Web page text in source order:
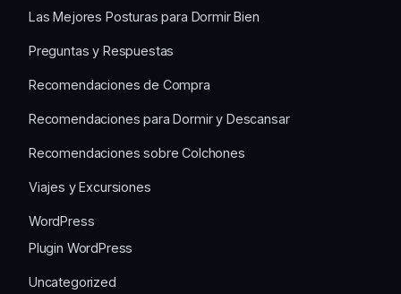
Las Mejores Posturas para Dormir Bien
Preguntas y Respuestas
Recomendaciones de Compra
Recomendaciones para Dormir y Descansar
Recomendaciones sobre Colchones
Viajes y Excursiones
WordPress
Plugin WordPress
Uncategorized